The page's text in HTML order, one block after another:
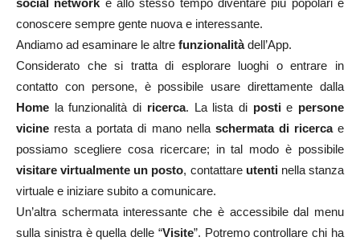
social network e allo stesso tempo diventare più popolari e
conoscere sempre gente nuova e interessante.
Andiamo ad esaminare le altre funzionalitàdell’App.
Considerato che si tratta di esplorare luoghi o entrare in
contatto con persone, è possibile usare direttamente dalla
Home la funzionalità di ricerca. La lista di postie persone
vicine resta a portata di mano nella schermata di ricercae
possiamo scegliere cosa ricercare; in tal modo è possibile
visitare virtualmente un posto, contattare utentinella stanza
virtuale e iniziare subito a comunicare.
Un’altra schermata interessante che è accessibile dal menu
sulla sinistra è quella delle “Visite”. Potremo controllare chi ha